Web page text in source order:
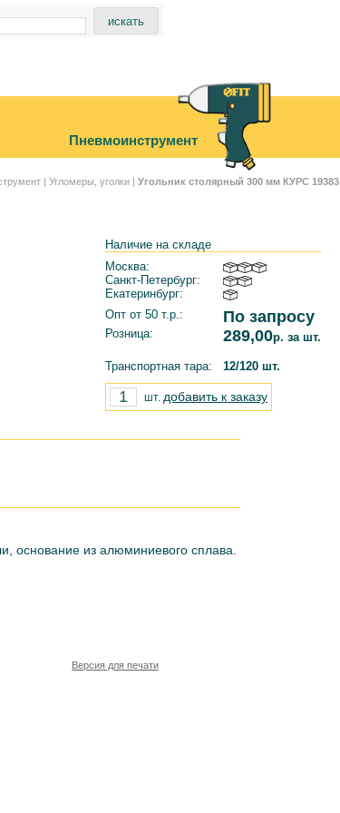
Пневмоинструмент
| Угломеры, уголки | Угольник столярный 300 мм КУРС 19383
Наличие на складе
Москва:
Санкт-Петербург:
Екатеринбург:
Опт от 50 т.р.:
По запросу
Розница: 289,00р. за шт.
Транспортная тара: 12/120 шт.
шт. добавить к заказу
основание из алюминиевого сплава.
Версия для печати